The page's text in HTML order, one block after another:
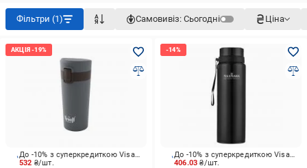
Фільтри (1) Самовивіз: Сьогодні Ціна
532 ₴/шт.
До -10% з суперкредиткою Visa Вигода
406.03₴/шт.
До -10% з суперкредиткою Visa Вигода